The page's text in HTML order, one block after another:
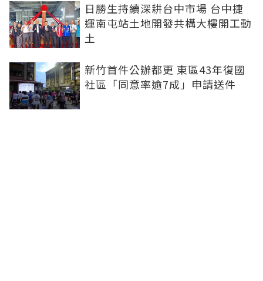
日勝生持續深耕台中市場 台中捷
運南屯站土地開發共構大樓開工動
土
新竹首件公辦都更 東區43年復國
社區「同意率逾7成」申請送件